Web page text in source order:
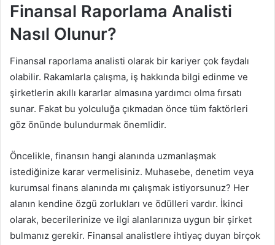
Finansal Raporlama Analisti
Nasıl Olunur?
Finansal raporlama analisti olarak bir kariyer çok faydalı
olabilir. Rakamlarla çalışma, iş hakkında bilgi edinme ve
şirketlerin akıllı kararlar almasına yardımcı olma fırsatı
sunar. Fakat bu yolculuğa çıkmadan önce tüm faktörleri
göz önünde bulundurmak önemlidir.
Öncelikle, finansın hangi alanında uzmanlaşmak
istediğinize karar vermelisiniz. Muhasebe, denetim veya
kurumsal finans alanında mı çalışmak istiyorsunuz? Her
alanın kendine özgü zorlukları ve ödülleri vardır. İkinci
olarak, becerilerinize ve ilgi alanlarınıza uygun bir şirket
bulmanız gerekir. Finansal analistlere ihtiyaç duyan birçok